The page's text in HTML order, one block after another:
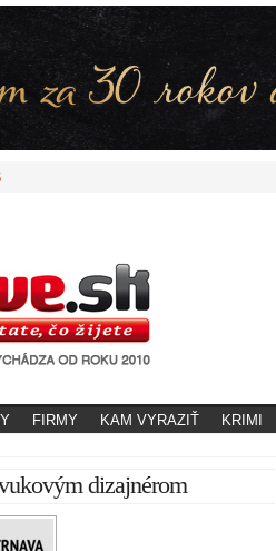
FIRMY KAM VYRAZIŤ KRIMI
dizajnérom